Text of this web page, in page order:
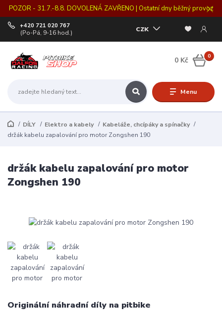
POZOR - 31.7.-8.8. DOVOLENÁ ZAVŘENO | Ostatní dny běžný provoz
Menu
CZK
+420 721 020 767
(Po-Pá, 9-16 hod.)
0
0 Kč
DÍLY Elektro a kabely
Kabeláže, chcípáky a spínačky
držák kabelu zapalování pro motor Zongshen 190
držák kabelu zapalování pro motor
Zongshen 190
Originální náhradní díly na pitbike